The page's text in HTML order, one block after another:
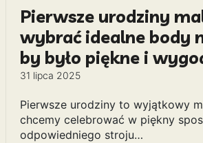
Pierwsze urodziny
wybrać idealne body
by było piękne i
31 lipca 2025
Pierwsze urodziny to wyjątkowy
chcemy celebrować w piękny
odpowiedniego stroju…